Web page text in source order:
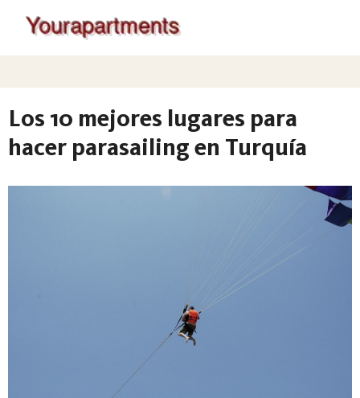
Los 10 mejores lugares para
hacer parasailing en Turquía